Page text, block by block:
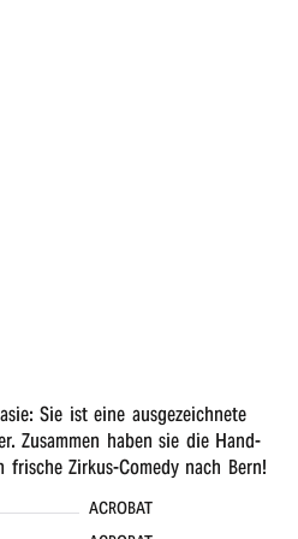
Sie ist eine ausgezeichnete
Zusammen haben sie die Hand-
Zirkus-Comedy nach Bern!
ACROBAT